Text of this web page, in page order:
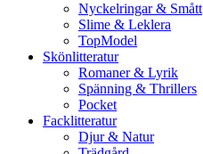
Nyckelringar & Smått
Slime & Leklera
TopModel
Skönlitteratur
Romaner & Lyrik
Spänning & Thrillers
Pocket
Facklitteratur
Djur & Natur